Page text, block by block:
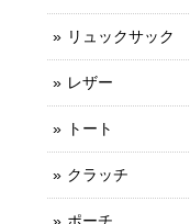
リュックサック
レザー
トート
クラッチ
ポーチ